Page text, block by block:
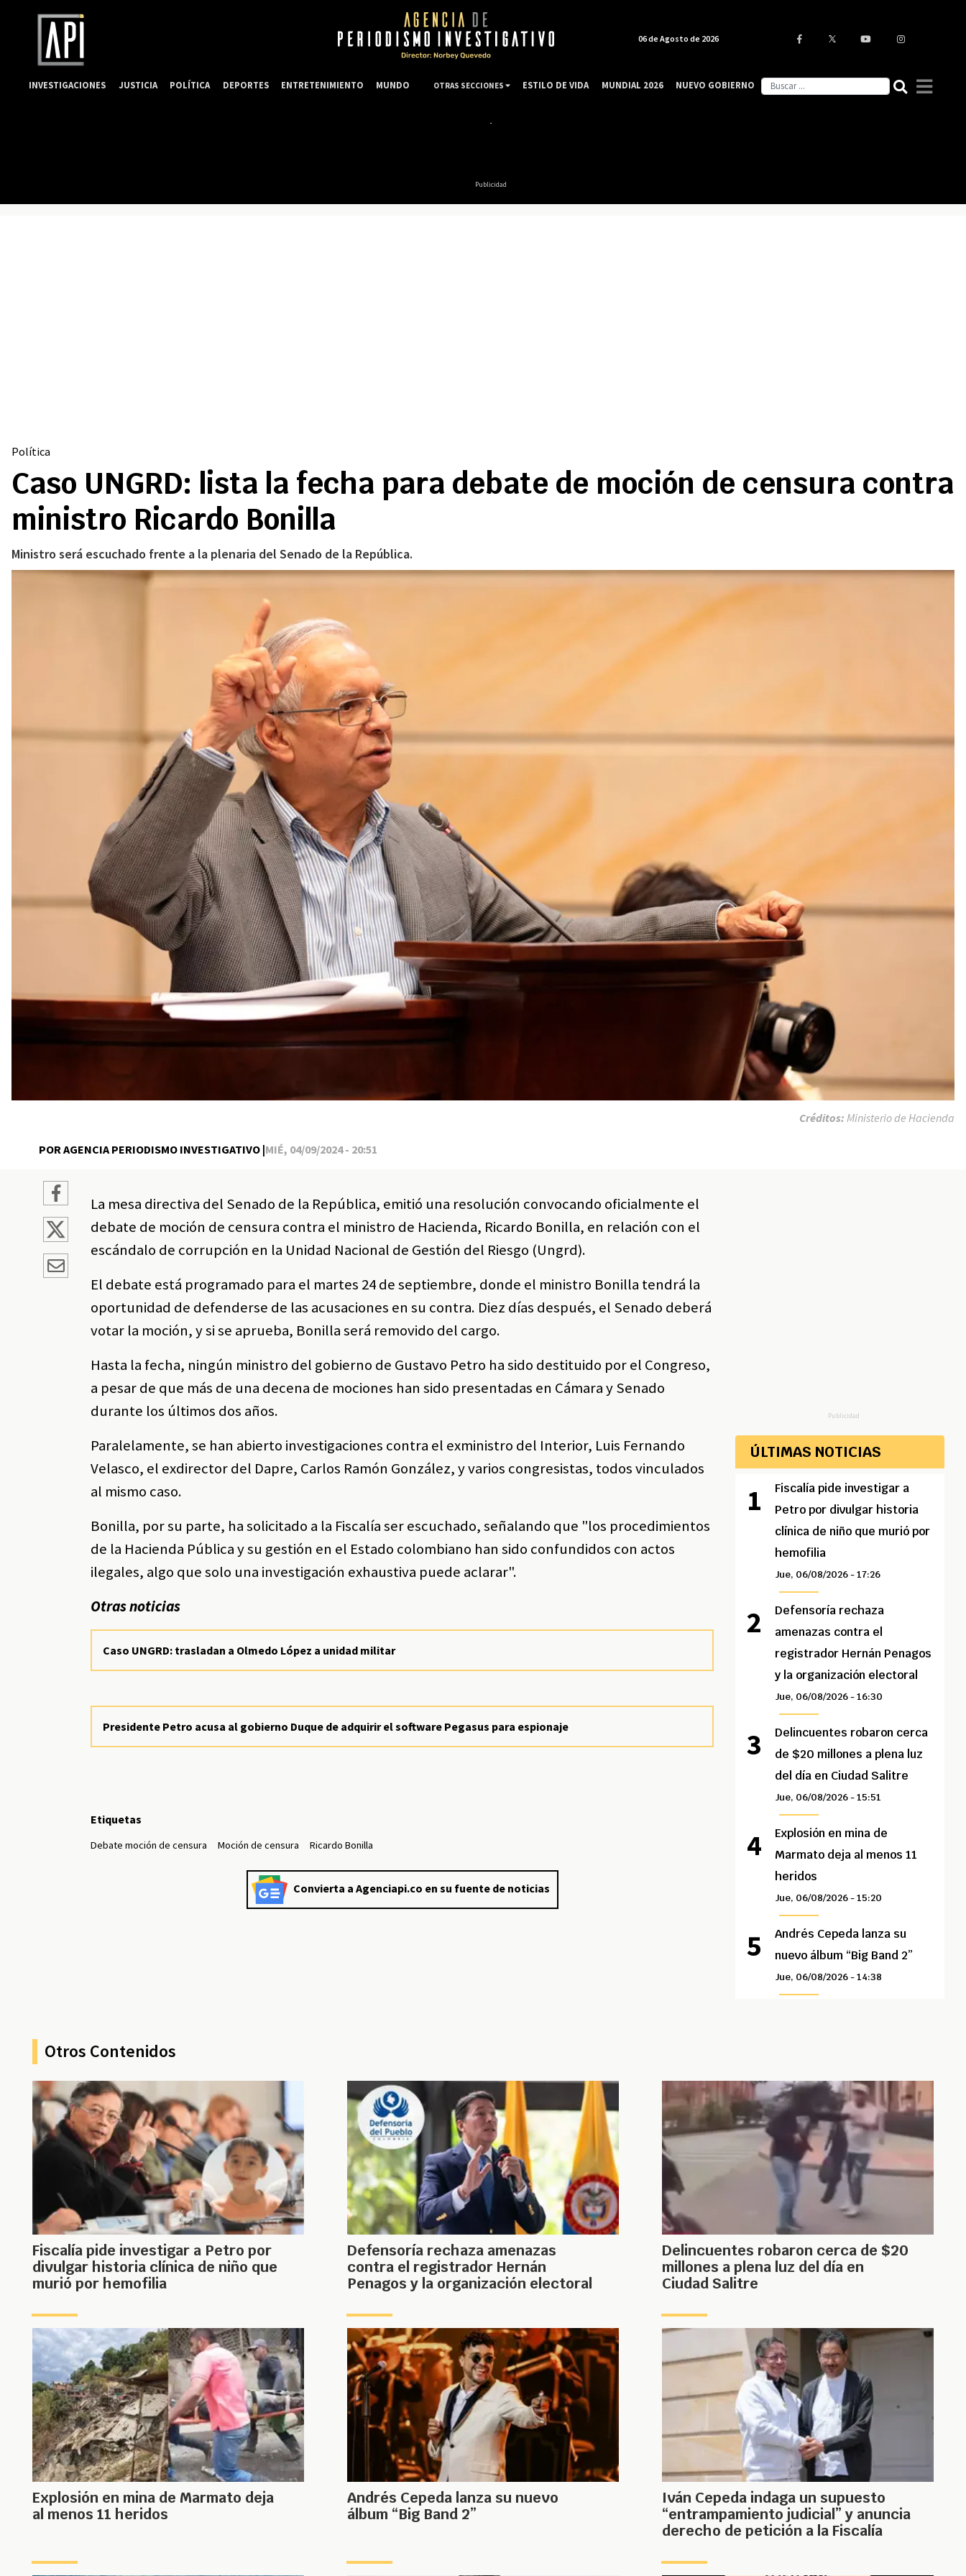
Publicidad
Política
Caso UNGRD: lista la fecha para debate de moción de censura contra
ministro Ricardo Bonilla
Ministro será escuchado frente a la plenaria del Senado de la República.
POR AGENCIA PERIODISMO INVESTIGATIVO |MIÉ, 04/09/2024 - 20:51
Créditos: Ministerio de Hacienda
La mesa directiva del Senado de la República, emitió una resolución convocando oficialmente el
debate de moción de censura contra el ministro de Hacienda, Ricardo Bonilla, en relación con el
escándalo de corrupción en la Unidad Nacional de Gestión del Riesgo (Ungrd).
El debate está programado para el martes 24 de septiembre, donde el ministro Bonilla tendrá la
oportunidad de defenderse de las acusaciones en su contra. Diez días después, el Senado deberá
votar la moción, y si se aprueba, Bonilla será removido del cargo.
Hasta la fecha, ningún ministro del gobierno de Gustavo Petro ha sido destituido por el Congreso,
a pesar de que más de una decena de mociones han sido presentadas en Cámara y Senado
durante los últimos dos años.
Paralelamente, se han abierto investigaciones contra el exministro del Interior, Luis Fernando
Velasco, el exdirector del Dapre, Carlos Ramón González, y varios congresistas, todos vinculados
al mismo caso.
Bonilla, por su parte, ha solicitado a la Fiscalía ser escuchado, señalando que "los procedimientos
de la Hacienda Pública y su gestión en el Estado colombiano han sido confundidos con actos
ilegales, algo que solo una investigación exhaustiva puede aclarar".
Otras noticias
Caso UNGRD: trasladan a Olmedo López a unidad militar
Presidente Petro acusa al gobierno Duque de adquirir el software Pegasus para espionaje
Etiquetas
Debate moción de censura Moción de censura Ricardo Bonilla
Convierta a Agenciapi.co en su fuente de noticias
Publicidad
ÚLTIMAS NOTICIAS
Fiscalía pide investigar a
Petro por divulgar historia
clínica de niño que murió por
hemofilia
Jue, 06/08/2026 - 17:26
Defensoría rechaza
amenazas contra el
registrador Hernán Penagos
y la organización electoral
Jue, 06/08/2026 - 16:30
Delincuentes robaron cerca
de $20 millones a plena luz
del día en Ciudad Salitre
Jue, 06/08/2026 - 15:51
Explosión en mina de
Marmato deja al menos 11
heridos
Jue, 06/08/2026 - 15:20
Andrés Cepeda lanza su
nuevo álbum “Big Band 2”
Jue, 06/08/2026 - 14:38
Otros Contenidos
Fiscalía pide investigar a Petro por
divulgar historia clínica de niño que
murió por hemofilia
Defensoría rechaza amenazas
contra el registrador Hernán
Penagos y la organización electoral
Delincuentes robaron cerca de $20
millones a plena luz del día en
Ciudad Salitre
Explosión en mina de Marmato deja
al menos 11 heridos
Andrés Cepeda lanza su nuevo
álbum “Big Band 2”
Iván Cepeda indaga un supuesto
“entrampamiento judicial” y anuncia
derecho de petición a la Fiscalía
06 de Agosto de 2026
INVESTIGACIONES JUSTICIA POLÍTICA DEPORTES ENTRETENIMIENTO MUNDO OTRAS SECCIONES ESTILO DE VIDA MUNDIAL 2026 NUEVO GOBIERNO